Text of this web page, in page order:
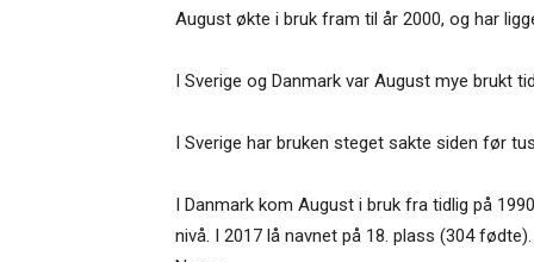
August økte i bruk fram til år 2000, og har
I Sverige og Danmark var August mye brukt
I Sverige har bruken steget sakte siden før
I Danmark kom August i bruk fra tidlig på
nivå. I 2017 lå navnet på 18. plass (304